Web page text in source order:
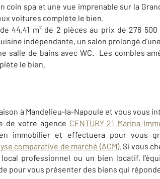
coin spa et une vue imprenable sur la
voitures complète le bien.
44,41 m² de 2 pièces au prix de 276
indépendante, un salon prolongé
salle de bains avec WC. Les combles
le bien.
à Mandelieu-la-Napoule et vous vous
de votre agence CENTURY 21 Marina
immobilier et effectuera pour vous
comparative de marché (ACM). Si vous
professionnel ou un bien locatif,
pour vous présenter des biens qui